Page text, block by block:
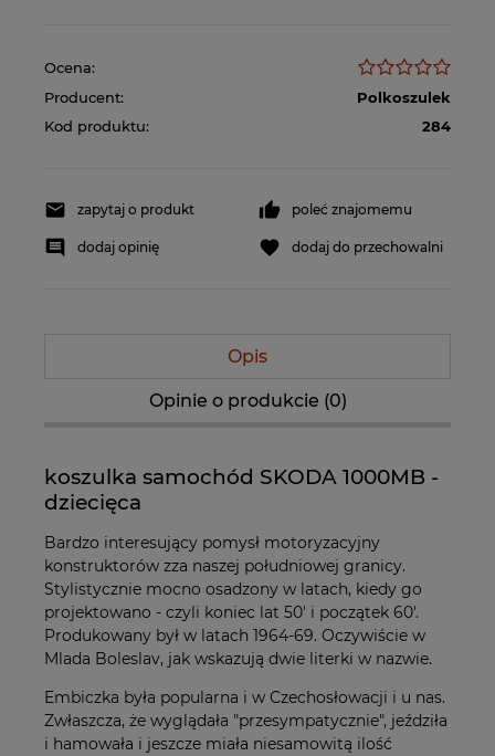
Ocena:
Producent:
Polkoszulek
Kod produktu:
284
zapytaj o produkt poleć znajomemu
dodaj opinię dodaj do przechowalni
Opis
Opinie o produkcie (0)
koszulka samochód SKODA 1000MB -
dziecięca
Bardzo interesujący pomysł motoryzacyjny
konstruktorów zza naszej południowej granicy.
Stylistycznie mocno osadzony w latach, kiedy go
projektowano - czyli koniec lat 50' i początek 60'.
Produkowany był w latach 1964-69. Oczywiście w
Mlada Boleslav, jak wskazują dwie literki w nazwie.
Embiczka była popularna i w Czechosłowacji i u nas.
Zwłaszcza, że wyglądała "przesympatycznie", jeździła
i hamowała i jeszcze miała niesamowitą ilość